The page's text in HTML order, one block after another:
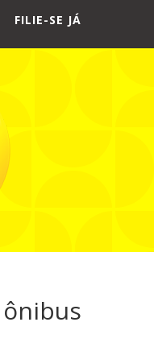
FILIE-SE JÁ